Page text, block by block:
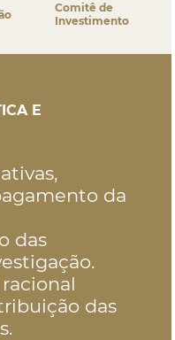
Comitê de
Investimento
E
da
das
das